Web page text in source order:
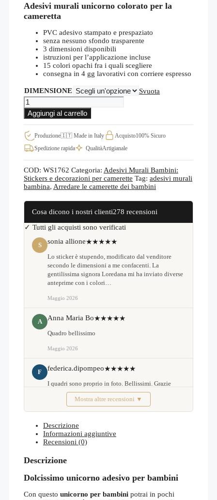
prezzo:
a
€53,00
Adesivi murali unicorno colorato per la
cameretta
PVC adesivo stampato e prespaziato
senza nessuno sfondo trasparente
3 dimensioni disponibili
istruzioni per l’applicazione incluse
15 colori opachi fra i quali scegliere
consegna in 4 gg lavorativi con corriere espresso
DIMENSIONE
Svuota
Unicorno
per
bambini
in
stickers
murali
per
quantità
Aggiungi al carrello
Produzione🇮🇹 Made in Italy Acquisto100% Sicuro
Spedizione rapida
QualitàArtigianale
COD: WS1762 Categoria: Adesivi Murali Bambini:
Stickers e decorazioni per camerette Tag: adesivi murali
bambina, Arredare le camerette dei bambini
Cosa dicono i nostri clienti278 recensioni
✓ Tutti gli acquisti sono verificati
S sonia allione★★★★★
Lo sticker è stupendo, modificato dal venditore
secondo le dimensioni a me confacenti. La
gentilissima signora Loredana mi ha inviato diverse
anteprime con i colori…
Maggio 2026
A Anna Maria Bo★★★★★
Quadro bellissimo
Maggio 2026
F federica.dipompeo★★★★★
I quadri sono proprio in foto. Bellissimi. Grazie
Febbraio 2026Mostra altre recensioni ▼
Descrizione
Informazioni aggiuntive
Recensioni (0)
Descrizione
Dolcissimo unicorno adesivo per bambini
Con questo unicorno per bambini potrai in pochi